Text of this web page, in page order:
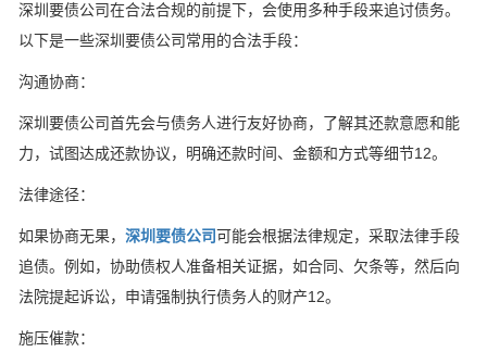
深圳要债公司在合法合规的前提下，会使用多种手段来追讨债务。
以下是一些深圳要债公司常用的合法手段：
‌沟通协商‌：
深圳要债公司首先会与债务人进行友好协商，了解其还款意愿和能
力，试图达成还款协议，明确还款时间、金额和方式等细节‌12。
‌法律途径‌：
如果协商无果， 深圳要债公司可能会根据法律规定，采取法律手段
追债。例如，协助债权人准备相关证据，如合同、欠条等，然后向
法院提起诉讼，申请强制执行债务人的财产‌12。
‌施压催款‌：